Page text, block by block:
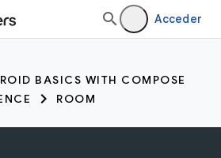
Acceder
BASICS WITH COMPOSE
ROOM